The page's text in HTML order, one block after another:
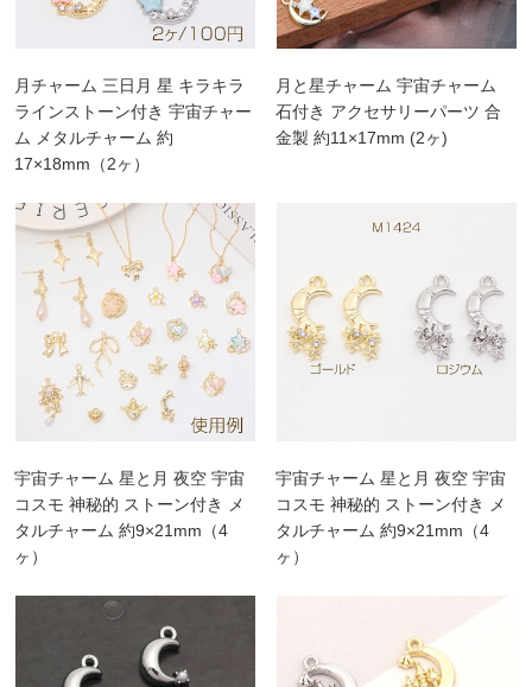
月チャーム 三日月 星 キラキラ
ラインストーン付き 宇宙チャー
ム メタルチャーム 約
17×18mm（2ヶ）
月と星チャーム 宇宙チャーム
石付き アクセサリーパーツ 合
金製 約11×17mm (2ヶ)
宇宙チャーム 星と月 夜空 宇宙
コスモ 神秘的 ストーン付き メ
タルチャーム 約9×21mm（4
ヶ）
宇宙チャーム 星と月 夜空 宇宙
コスモ 神秘的 ストーン付き メ
タルチャーム 約9×21mm（4
ヶ）